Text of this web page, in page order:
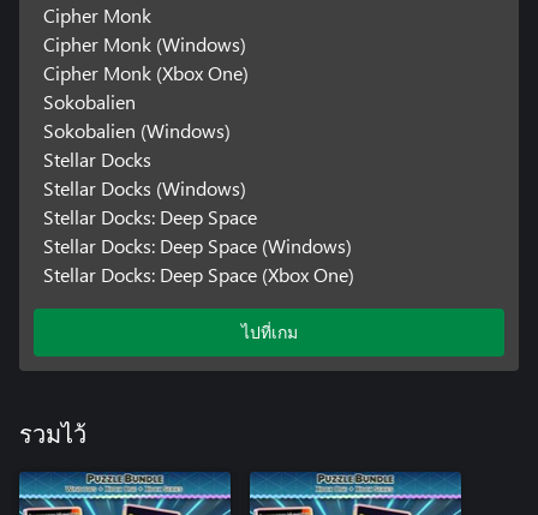
Cipher Monk
Cipher Monk (Windows)
Cipher Monk (Xbox One)
Sokobalien
Sokobalien (Windows)
Stellar Docks
Stellar Docks (Windows)
Stellar Docks: Deep Space
Stellar Docks: Deep Space (Windows)
Stellar Docks: Deep Space (Xbox One)
ไปที่เกม
รวมไว้